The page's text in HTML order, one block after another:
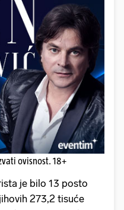
ovisnost. 18+
je bilo 13 posto
273,2 tisuće